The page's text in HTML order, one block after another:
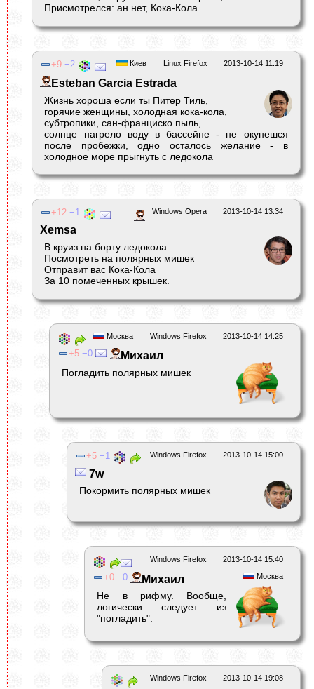
Присмотрелся: ан нет, Кока-Кола.
2013-10-14 11:19
Linux Firefox
Киев
9 2
Esteban Garcia Estrada
Жизнь хороша если ты Питер Тиль,
горячие женщины, холодная кока-кола,
субтропики, сан-франциско пыль,
солнце нагрело воду в бассейне - не окунешся
после пробежки, одно осталось желание - в
холодное море прыгнуть с ледокола
2013-10-14 13:34
Windows Opera
12 1
Xemsa
В круиз на борту ледокола
Посмотреть на полярных мишек
Отправит вас Кока-Кола
За 10 помеченных крышек.
2013-10-14 14:25
Windows Firefox
Москва
5 0 Михаил
Погладить полярных мишек
2013-10-14 15:00
Windows Firefox
5 1
7w
Покормить полярных мишек
2013-10-14 15:40
Windows Firefox
Москва
0 0 Михаил
Не в рифму. Вообще,
логически следует из
"погладить".
2013-10-14 19:08
Windows Firefox